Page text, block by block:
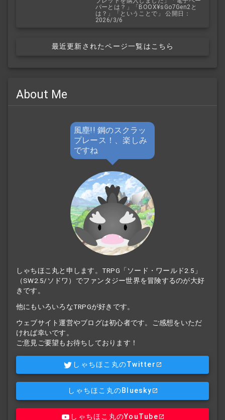
パーとは？」「BOOX¥sGo7Gen2と
は？」「ということで」 公開日：
2026/3/6
最近更新されたページ一覧はこちら
About Me
風塵!! 鋼のスクラッ
プレース！、楽しみ
ですね
しゃちほこ丸と申します。TRPG「ソード・ワールド2.5」
（SW2.5/ソドワ）でファンタジー世界を冒険するのが大好
きです。
他にもいろいろなTRPGが好きです。
ウェブサイト運営やブログは初心者です。ご感想をいただ
ければ幸いです。
ご意見ご要望もお待ちしております！
しゃちほこ丸のTwitter
しゃちほこ丸のBluesky
しゃちほこ丸のYouTube